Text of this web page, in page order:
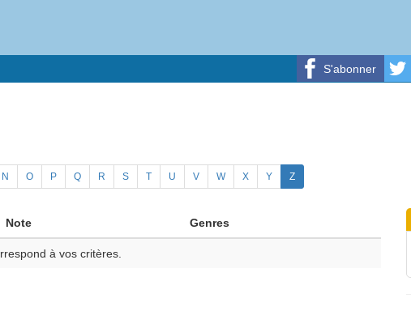
S'abonner
N O P Q R S T U V W X Y Z
Note Genres
à vos critères.